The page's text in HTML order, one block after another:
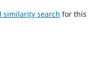
similarity search for this